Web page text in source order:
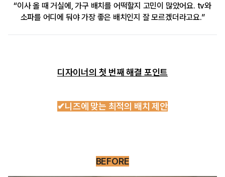
“이사 올 때 거실에, 가구 배치를 어떡할지 고민이 많았어요. tv와
소파를 어디에 둬야 가장 좋은 배치인지 잘 모르겠더라고요.”
디자이너의 첫 번째 해결 포인트
✔니즈에 맞는 최적의 배치 제안
BEFORE